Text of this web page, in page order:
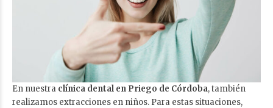
En nuestra clínica dental en Priego de Córdoba, también
realizamos extracciones en niños. Para estas situaciones,